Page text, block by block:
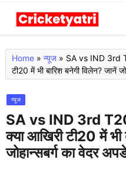
Skip
content
Home » न्यूज » SA vs IND 3rd
टी20 में भी बारिश बनेगी विलेन? जानें
न्यूज
SA vs IND 3rd
क्या आखिरी टी20 में भी
जोहान्सबर्ग का वेदर